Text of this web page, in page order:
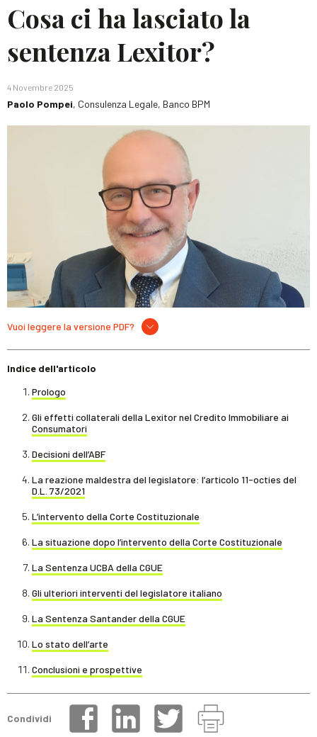
Cosa ci ha lasciato la
sentenza Lexitor?
4 Novembre 2025
Paolo Pompei, Consulenza Legale, Banco BPM
Vuoi leggere la versione PDF?
Indice dell'articolo
Prologo
Gli effetti collaterali della Lexitor nel Credito Immobiliare ai
Consumatori
Decisioni dell’ABF
La reazione maldestra del legislatore: l’articolo 11-octies del
D.L. 73/2021
L’intervento della Corte Costituzionale
La situazione dopo l’intervento della Corte Costituzionale
La Sentenza UCBA della CGUE
Gli ulteriori interventi del legislatore italiano
La Sentenza Santander della CGUE
Lo stato dell’arte
Conclusioni e prospettive
Condividi